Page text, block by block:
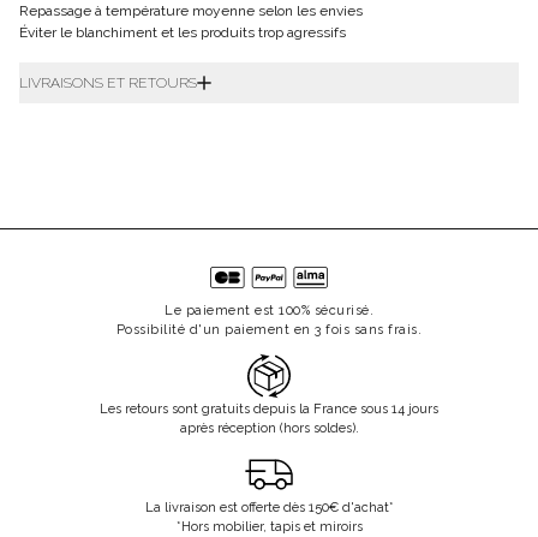
Repassage à température moyenne selon les envies
Éviter le blanchiment et les produits trop agressifs
LIVRAISONS ET RETOURS
Le paiement est 100% sécurisé.
Possibilité d'un paiement en 3 fois sans frais.
Les retours sont gratuits depuis la France sous 14 jours
après réception (hors soldes).
La livraison est offerte dès 150€ d'achat*
*Hors mobilier, tapis et miroirs